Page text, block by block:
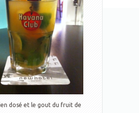
dosé et le gout du fruit de